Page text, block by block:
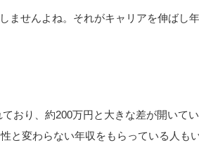
ませんよね。それがキャリアを伸ばし年
おり、約200万円と大きな差が開いてい
と変わらない年収をもらっている人も